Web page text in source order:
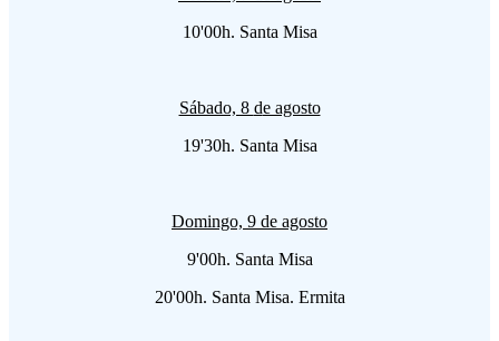
10'00h. Santa Misa
Sábado, 8 de agosto
19'30h. Santa Misa
Domingo, 9 de agosto
9'00h. Santa Misa
20'00h. Santa Misa. Ermita